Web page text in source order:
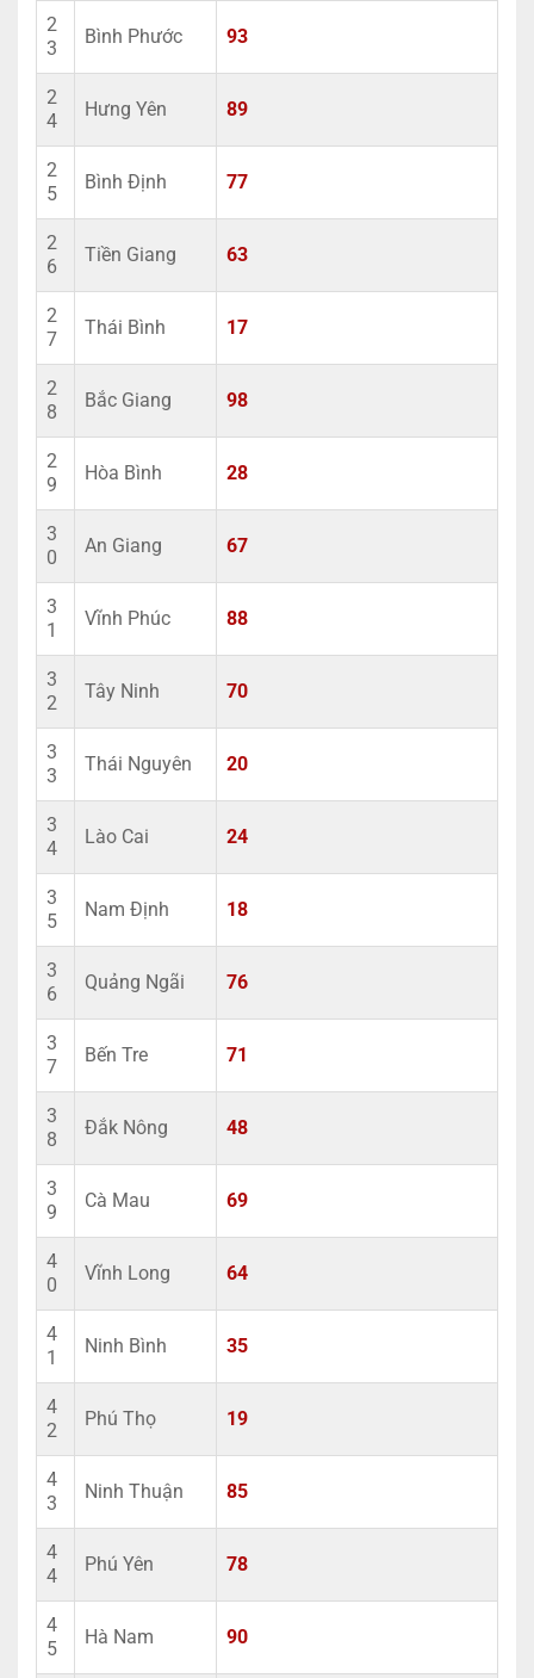
2
3
Bình Phước 93
2
4
Hưng Yên 89
2
5
Bình Định 77
2
6
Tiền Giang 63
2
7
Thái Bình 17
2
8
Bắc Giang 98
2
9
Hòa Bình 28
3
0
An Giang 67
3
1
Vĩnh Phúc 88
3
2
Tây Ninh 70
3
3
Thái Nguyên 20
3
4
Lào Cai 24
3
5
Nam Định 18
3
6
Quảng Ngãi 76
3
7
Bến Tre 71
3
8
Đắk Nông 48
3
9
Cà Mau 69
4
0
Vĩnh Long 64
4
1
Ninh Bình 35
4
2
Phú Thọ 19
4
3
Ninh Thuận 85
4
4
Phú Yên 78
4
5
Hà Nam 90